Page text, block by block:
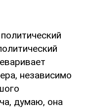
независимо
думаю, она